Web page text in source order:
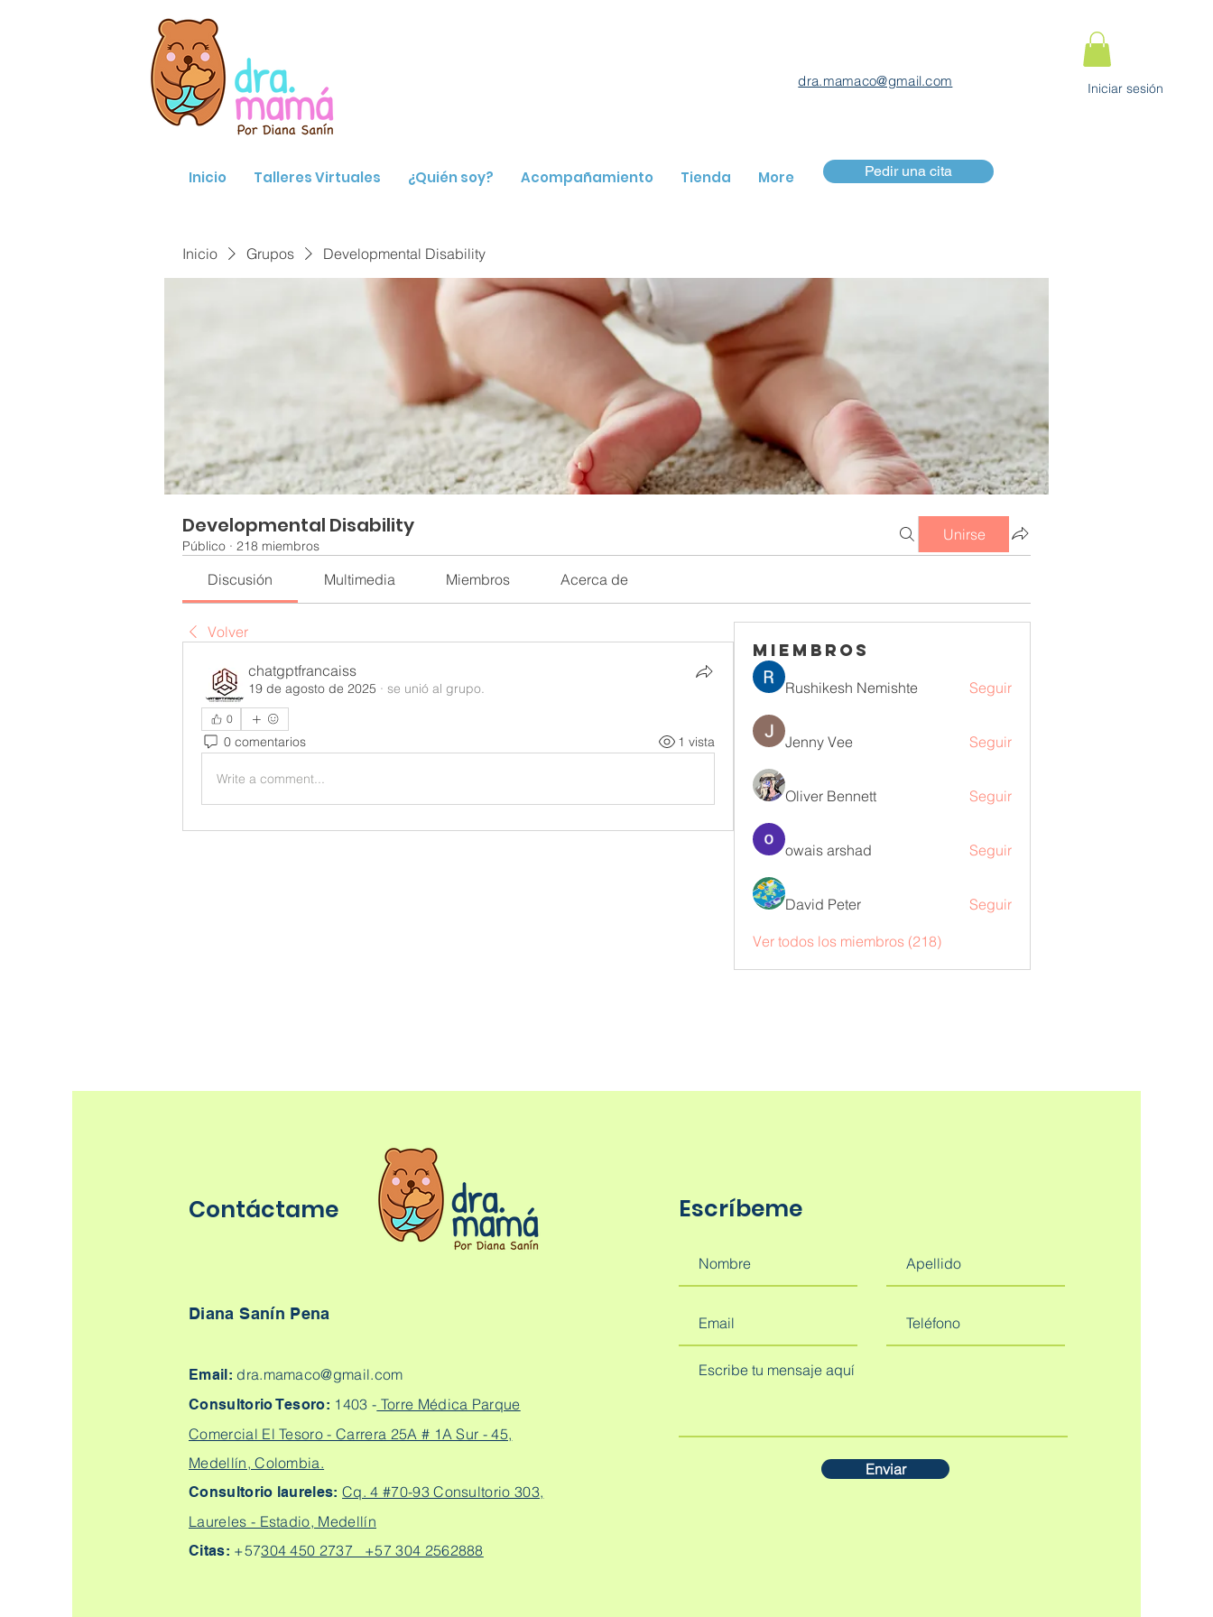
dra.mamaco@gmail.com Iniciar sesión
Inicio Talleres Virtuales ¿Quién soy? Acompañamiento Tienda More Pedir una cita
Inicio Grupos Developmental Disability
Developmental Disability
Público · 218 miembros
Unirse
Discusión Multimedia Miembros Acerca de
Volver
chatgptfrancaiss
19 de agosto de 2025 · se unió al grupo.
0
0 comentarios 1 vista
Write a comment...
Miembros
Rushikesh Nemishte Seguir
Jenny Vee Seguir
Oliver Bennett Seguir
owais arshad Seguir
David Peter Seguir
Ver todos los miembros (218)
Contáctame
Diana Sanín Pena
Email: dra.mamaco@gmail.com
Consultorio Tesoro: 1403 - Torre Médica Parque
Comercial El Tesoro - Carrera 25A # 1A Sur - 45,
Medellín, Colombia.
Consultorio laureles:Cq. 4 #70-93 Consultorio 303,
Laureles - Estadio, Medellín
Citas: +57304 450 2737 +57 304 2562888
Escríbeme
Enviar